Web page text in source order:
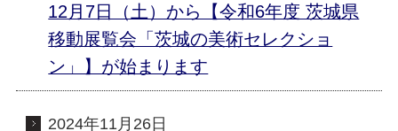
12月7日（土）から【令和6年度 茨城県
移動展覧会「茨城の美術セレクショ
ン」】が始まります
2024年11月26日